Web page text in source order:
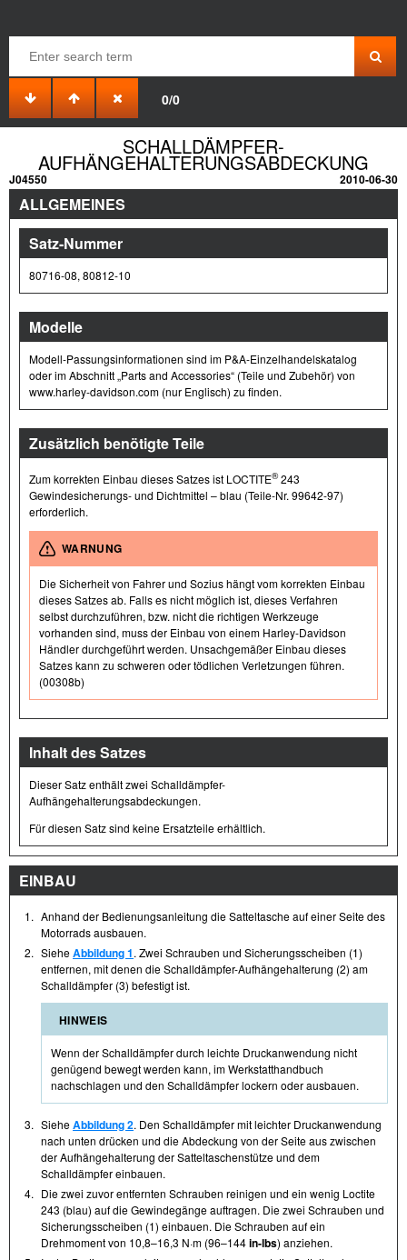
0/0
SCHALLDÄMPFER-
AUFHÄNGEHALTERUNGSABDECKUNG
J04550 2010-06-30
ALLGEMEINES
Satz-Nummer
80716-08, 80812-10
Modelle
Modell-Passungsinformationen sind im P&A-Einzelhandelskatalog
oder im Abschnitt „Parts and Accessories“ (Teile und Zubehör) von
www.harley-davidson.com (nur Englisch) zu finden.
Zusätzlich benötigte Teile
Zum korrekten Einbau dieses Satzes ist LOCTITE®243
Gewindesicherungs- und Dichtmittel – blau (Teile-Nr. 99642-97)
erforderlich.
WARNUNG
Die Sicherheit von Fahrer und Sozius hängt vom korrekten Einbau
dieses Satzes ab. Falls es nicht möglich ist, dieses Verfahren
selbst durchzuführen, bzw. nicht die richtigen Werkzeuge
vorhanden sind, muss der Einbau von einem Harley-Davidson
Händler durchgeführt werden. Unsachgemäßer Einbau dieses
Satzes kann zu schweren oder tödlichen Verletzungen führen.
(00308b)
Inhalt des Satzes
Dieser Satz enthält zwei Schalldämpfer-
Aufhängehalterungsabdeckungen.
Für diesen Satz sind keine Ersatzteile erhältlich.
EINBAU
1. Anhand der Bedienungsanleitung die Satteltasche auf einer Seite des
Motorrads ausbauen.
2. SieheAbbildung 1. Zwei Schrauben und Sicherungsscheiben (1)
entfernen, mit denen die Schalldämpfer-Aufhängehalterung (2) am
Schalldämpfer (3) befestigt ist.
HINWEIS
Wenn der Schalldämpfer durch leichte Druckanwendung nicht
genügend bewegt werden kann, im Werkstatthandbuch
nachschlagen und den Schalldämpfer lockern oder ausbauen.
3. SieheAbbildung 2. Den Schalldämpfer mit leichter Druckanwendung
nach unten drücken und die Abdeckung von der Seite aus zwischen
der Aufhängehalterung der Satteltaschenstütze und dem
Schalldämpfer einbauen.
4. Die zwei zuvor entfernten Schrauben reinigen und ein wenig Loctite
243 (blau) auf die Gewindegänge auftragen. Die zwei Schrauben und
Sicherungsscheiben (1) einbauen. Die Schrauben auf ein
Drehmoment von 10,8–16,3 N·m (96–144in-lbs) anziehen.